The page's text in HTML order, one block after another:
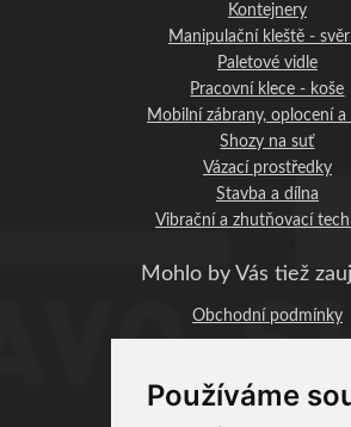
Používáme
Kontejnery
Manipulační kleště -
Paletové vidle
Pracovní klece - koše
Mobilní zábrany, oplocení a
Shozy na suť
Vázací prostředky
Stavba a dílna
Vibrační a zhutňovací
Mohlo by Vás tiež
Obchodní podmínky
Profi-BAU Chrudim,